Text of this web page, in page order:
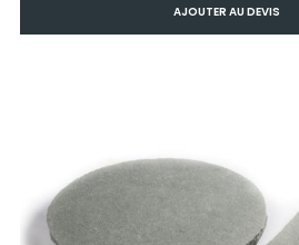
AJOUTER AU DEVIS